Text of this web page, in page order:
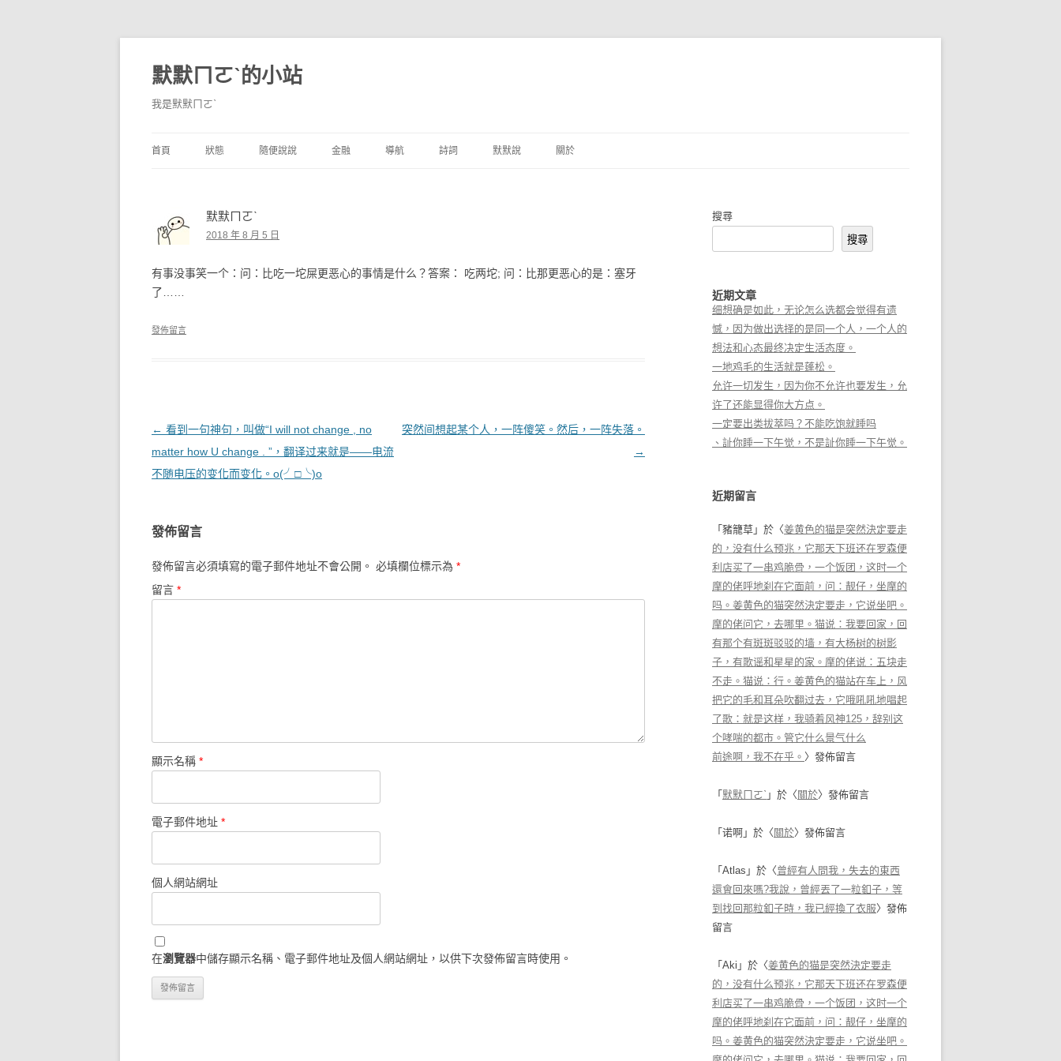
默默ㄇㄛˋ的小站
我是默默ㄇㄛˋ
首頁 狀態
獨白
隨便說說 金融
境外銀行
導航 詩詞 默默說 關於
默默ㄇㄛˋ
2018 年 8 月 5 日
有事没事笑一个：问：比吃一坨屎更恶心的事情是什么？答案： 吃两坨; 问：比那更恶心的是：塞牙
了……
發佈留言
文章導覽
← 看到一句神句，叫做“I will not change , no
matter how U change . ”，翻译过来就是——电流
不随电压的变化而变化。o(╯□╰)o
突然间想起某个人，一阵傻笑。然后，一阵失落。
→
發佈留言
發佈留言必須填寫的電子郵件地址不會公開。 必填欄位標示為 *
留言 *
顯示名稱 *
電子郵件地址 *
個人網站網址
在瀏覽器中儲存顯示名稱、電子郵件地址及個人網站網址，以供下次發佈留言時使用。
搜尋
搜尋
近期文章
细想确是如此，无论怎么选都会觉得有遗
憾，因为做出选择的是同一个人，一个人的
想法和心态最终决定生活态度。
一地鸡毛的生活就是蓬松。
允许一切发生，因为你不允许也要发生，允
许了还能显得你大方点。
一定要出类拔萃吗？不能吃饱就睡吗
、訨你睡一下午觉，不是訨你睡一下午觉。
近期留言
「 豬籠草 」於〈姜黄色的猫是突然決定要走
的，没有什么预兆，它那天下班还在罗森便
利店买了一串鸡脆骨，一个饭团，这时一个
摩的佬呼地刹在它面前，问：靓仔，坐摩的
吗。姜黄色的猫突然決定要走，它说坐吧。
摩的佬问它，去哪里。猫说：我要回家，回
有那个有斑斑驳驳的墙，有大杨树的树影
子，有歌谣和星星的家。摩的佬说：五块走
不走。猫说：行。姜黄色的猫站在车上，风
把它的毛和耳朵吹翻过去，它哦吼吼地唱起
了歌：就是这样，我骑着风神125，辞别这
个哮喘的都市。管它什么景气什么
前途啊，我不在乎。 〉發佈留言
「 默默ㄇㄛˋ 」於〈 關於〉發佈留言
「 诺啊 」於〈 關於〉發佈留言
「 Atlas 」於〈曾經有人問我，失去的東西
還會回來嗎?我說，曾經丟了一粒釦子，等
到找回那粒釦子時，我已經換了衣服〉發佈
留言
「 Aki 」於〈姜黄色的猫是突然決定要走
的，没有什么预兆，它那天下班还在罗森便
利店买了一串鸡脆骨，一个饭团，这时一个
摩的佬呼地刹在它面前，问：靓仔，坐摩的
吗。姜黄色的猫突然決定要走，它说坐吧。